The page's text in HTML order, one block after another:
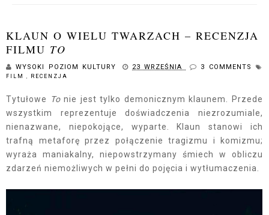
KLAUN O WIELU TWARZACH – RECENZJA
FILMU TO
WYSOKI POZIOM KULTURY 23 WRZEŚNIA 3 COMMENTS
FILM RECENZJA
Tytułowe Tonie jest tylko demonicznym klaunem. Przede
wszystkim reprezentuje doświadczenia niezrozumiale,
nienazwane, niepokojące, wyparte. Klaun stanowi ich
trafną metaforę przez połączenie tragizmu i komizmu;
wyraża maniakalny, niepowstrzymany śmiech w obliczu
zdarzeń niemożliwych w pełni do pojęcia i wytłumaczenia.